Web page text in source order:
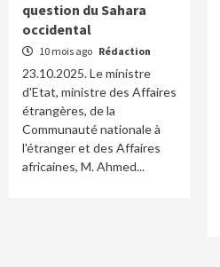
question du Sahara
occidental
10 mois ago Rédaction
23.10.2025. Le ministre
d'Etat, ministre des Affaires
étrangères, de la
Communauté nationale à
l'étranger et des Affaires
africaines, M. Ahmed...